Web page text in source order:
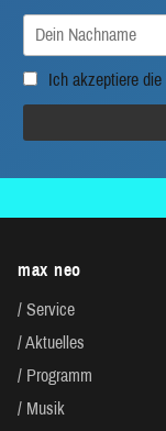
Ich akzeptiere die
max neo
Service
Aktuelles
Programm
Musik